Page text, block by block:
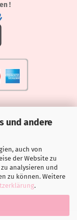
und andere
auch von
der Website zu
analysieren und
zu können. Weitere
.
!